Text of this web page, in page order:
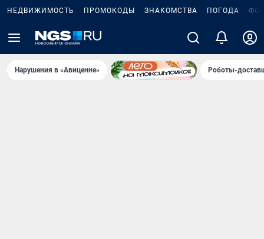
НЕДВИЖИМОСТЬ ПРОМОКОДЫ ЗНАКОМСТВА ПОГОДА
Нарушения в «Авиценне» Роботы-